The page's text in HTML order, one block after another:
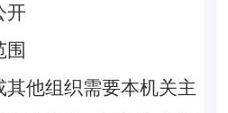
开
围
其他组织需要本机关主